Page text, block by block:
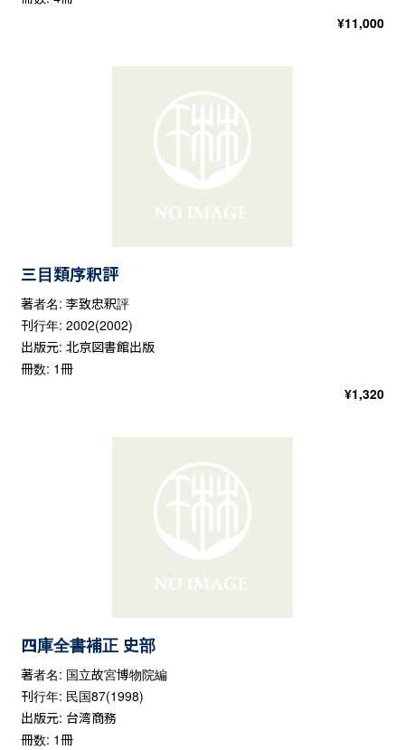
¥11,000
三目類序釈評
著者名: 李致忠釈評
刊行年: 2002(2002)
出版元: 北京図書館出版
冊数: 1冊
¥1,320
四庫全書補正 史部
著者名: 国立故宮博物院編
刊行年: 民国87(1998)
出版元: 台湾商務
冊数: 1冊